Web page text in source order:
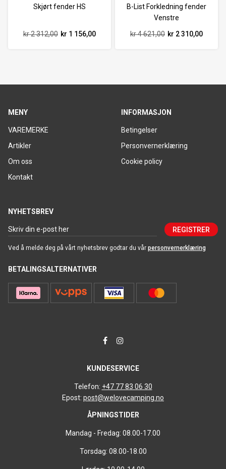
Skjørt fender HS
kr 2 312,00 kr 1 156,00
B-List Forkledning fender
Venstre
kr 4 621,00 kr 2 310,00
MENY
VAREMERKE
Artikler
Om oss
Kontakt
INFORMASJON
Betingelser
Personvernerklæring
Cookie policy
NYHETSBREV
REGISTRER
Ved å melde deg på vårt nyhetsbrev godtar du vår personvernerklæring
BETALINGSALTERNATIVER
KUNDESERVICE
Telefon: +47 77 83 06 30
Epost: post@welovecamping.no
ÅPNINGSTIDER
Mandag - Fredag: 08.00-17.00
Torsdag: 08.00-18.00